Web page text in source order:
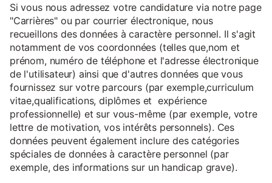
Si vous nous adressez votre candidature via notre page
"Carrières" ou par courrier électronique, nous
recueillons des données à caractère personnel. Il s'agit
notamment de vos coordonnées (telles que,nom et
prénom, numéro de téléphone et l'adresse électronique
de l'utilisateur) ainsi que d'autres données que vous
fournissez sur votre parcours (par exemple,curriculum
vitae,qualifications, diplômes et expérience
professionnelle) et sur vous-même (par exemple, votre
lettre de motivation, vos intérêts personnels). Ces
données peuvent également inclure des catégories
spéciales de données à caractère personnel (par
exemple, des informations sur un handicap grave).